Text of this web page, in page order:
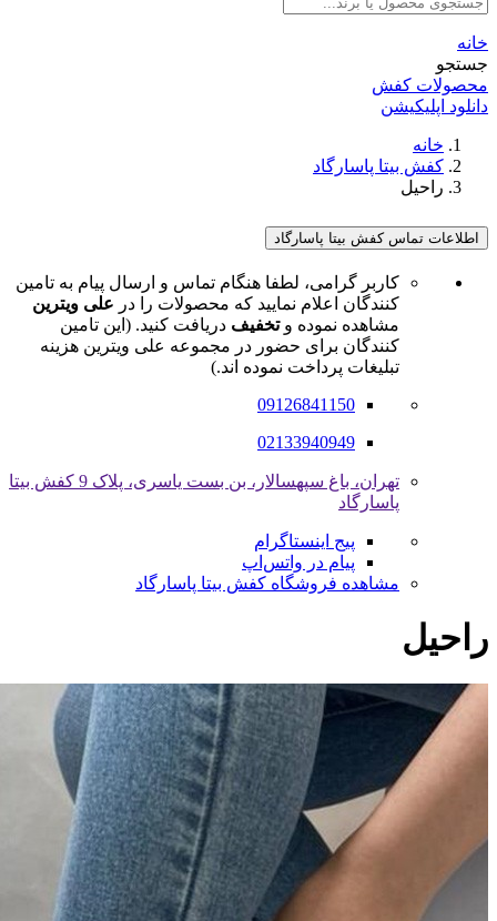
خانه
جستجو
محصولات کفش
دانلود اپلیکیشن
خانه
کفش بیتا پاسارگاد
راحیل
اطلاعات تماس کفش بیتا پاسارگاد
کاربر گرامی، لطفا هنگام تماس و ارسال پیام به تامین
کنندگان اعلام نمایید که محصولات را در علی ویترین
مشاهده نموده وتخفیف دریافت کنید. (این تامین
کنندگان برای حضور در مجموعه علی ویترین هزینه
تبلیغات پرداخت نموده اند.)
09126841150
02133940949
تهران، باغ سپهسالار، بن بست یاسری، پلاک 9 کفش بیتا
پاسارگاد
پیج اینستاگرام
پیام در واتس‌اپ
مشاهده فروشگاه کفش بیتا پاسارگاد
راحیل